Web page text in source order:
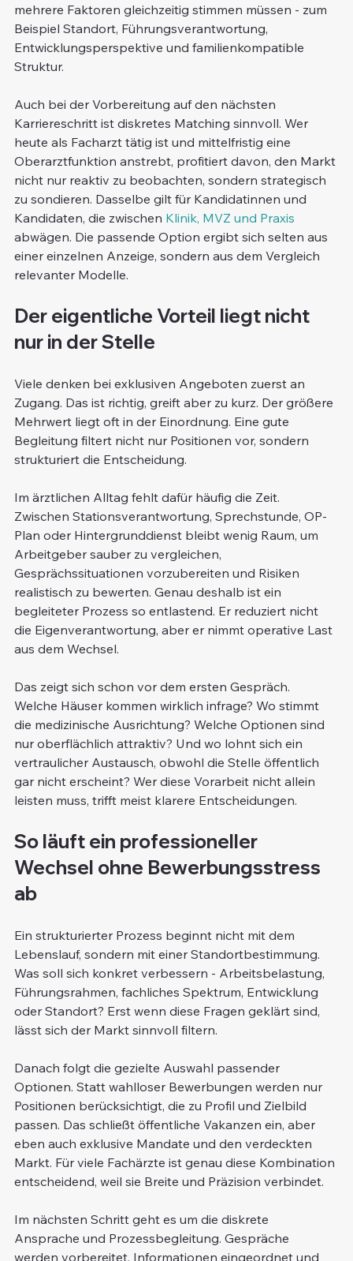
mehrere Faktoren gleichzeitig stimmen müssen - zum
Beispiel Standort, Führungsverantwortung,
Entwicklungsperspektive und familienkompatible
Struktur.
Auch bei der Vorbereitung auf den nächsten
Karriereschritt ist diskretes Matching sinnvoll. Wer
heute als Facharzt tätig ist und mittelfristig eine
Oberarztfunktion anstrebt, profitiert davon, den Markt
nicht nur reaktiv zu beobachten, sondern strategisch
zu sondieren. Dasselbe gilt für Kandidatinnen und
Kandidaten, die zwischen Klinik, MVZ und Praxis
abwägen. Die passende Option ergibt sich selten aus
einer einzelnen Anzeige, sondern aus dem Vergleich
relevanter Modelle.
Der eigentliche Vorteil liegt nicht
nur in der Stelle
Viele denken bei exklusiven Angeboten zuerst an
Zugang. Das ist richtig, greift aber zu kurz. Der größere
Mehrwert liegt oft in der Einordnung. Eine gute
Begleitung filtert nicht nur Positionen vor, sondern
strukturiert die Entscheidung.
Im ärztlichen Alltag fehlt dafür häufig die Zeit.
Zwischen Stationsverantwortung, Sprechstunde, OP-
Plan oder Hintergrunddienst bleibt wenig Raum, um
Arbeitgeber sauber zu vergleichen,
Gesprächssituationen vorzubereiten und Risiken
realistisch zu bewerten. Genau deshalb ist ein
begleiteter Prozess so entlastend. Er reduziert nicht
die Eigenverantwortung, aber er nimmt operative Last
aus dem Wechsel.
Das zeigt sich schon vor dem ersten Gespräch.
Welche Häuser kommen wirklich infrage? Wo stimmt
die medizinische Ausrichtung? Welche Optionen sind
nur oberflächlich attraktiv? Und wo lohnt sich ein
vertraulicher Austausch, obwohl die Stelle öffentlich
gar nicht erscheint? Wer diese Vorarbeit nicht allein
leisten muss, trifft meist klarere Entscheidungen.
So läuft ein professioneller
Wechsel ohne Bewerbungsstress
ab
Ein strukturierter Prozess beginnt nicht mit dem
Lebenslauf, sondern mit einer Standortbestimmung.
Was soll sich konkret verbessern - Arbeitsbelastung,
Führungsrahmen, fachliches Spektrum, Entwicklung
oder Standort? Erst wenn diese Fragen geklärt sind,
lässt sich der Markt sinnvoll filtern.
Danach folgt die gezielte Auswahl passender
Optionen. Statt wahlloser Bewerbungen werden nur
Positionen berücksichtigt, die zu Profil und Zielbild
passen. Das schließt öffentliche Vakanzen ein, aber
eben auch exklusive Mandate und den verdeckten
Markt. Für viele Fachärzte ist genau diese Kombination
entscheidend, weil sie Breite und Präzision verbindet.
Im nächsten Schritt geht es um die diskrete
Ansprache und Prozessbegleitung. Gespräche
werden vorbereitet, Informationen eingeordnet und